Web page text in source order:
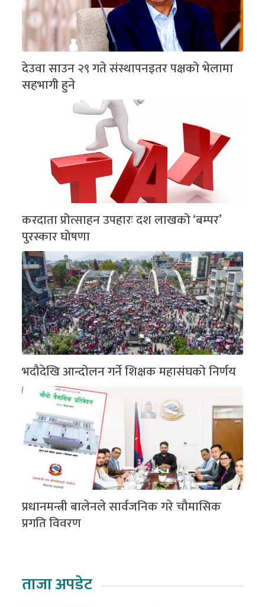
देउवा साउन २९ गते संस्थापनइतर पक्षको भेलामा
सहभागी हुने
करदाता प्रोत्साहन उपहारः दश लाखको ‘बम्पर’
पुरस्कार घोषणा
भदौदेखि आन्दोलन गर्ने शिक्षक महासंघको निर्णय
प्रधानमन्त्री बालेनले सार्वजनिक गरे चौमासिक
प्रगति विवरण
ताजा अपडेट